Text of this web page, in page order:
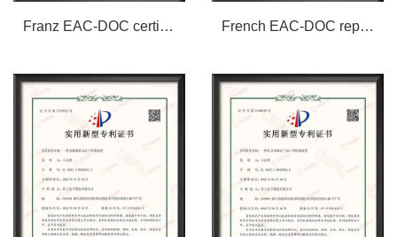
Franz EAC-DOC certificate French EAC-DOC report